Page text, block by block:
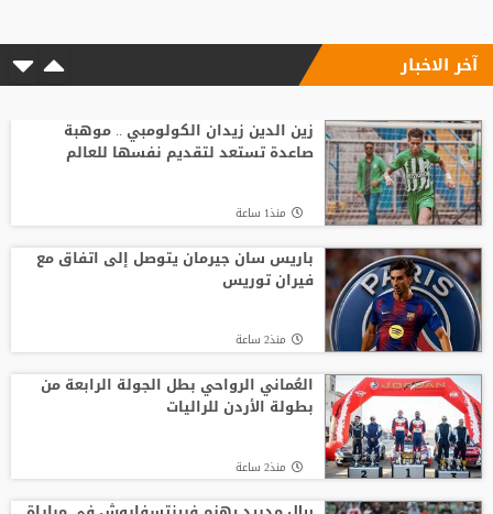
مأساة وفاة لاعب شاب
انطلاق منافسات بطولة الحسن الدولية
العاشرة للتايكواندو
وفاة والد ليونيل ميسي عن 68 عاما
آخر الاخبار
زين الدين زيدان الكولومبي .. موهبة
صاعدة تستعد لتقديم نفسها للعالم
منذ1 ساعة
باريس سان جيرمان يتوصل إلى اتفاق مع
فيران توريس
منذ2 ساعة
العُماني الرواحي بطل الجولة الرابعة من
بطولة الأردن للراليات
منذ2 ساعة